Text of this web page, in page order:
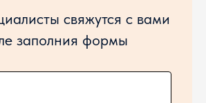
свяжутся с вами
заполния формы